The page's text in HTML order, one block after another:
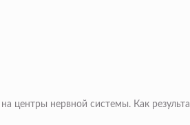
центры нервной системы. Как